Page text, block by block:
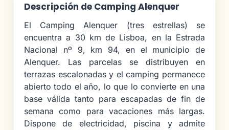
Descripción de Camping Alenquer
El Camping Alenquer (tres estrellas) se
encuentra a 30 km de Lisboa, en la Estrada
Nacional nº 9, km 94, en el municipio de
Alenquer. Las parcelas se distribuyen en
terrazas escalonadas y el camping permanece
abierto todo el año, lo que lo convierte en una
base válida tanto para escapadas de fin de
semana como para vacaciones más largas.
Dispone de electricidad, piscina y admite